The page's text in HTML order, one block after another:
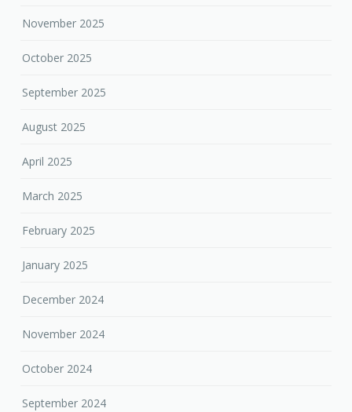
November 2025
October 2025
September 2025
August 2025
April 2025
March 2025
February 2025
January 2025
December 2024
November 2024
October 2024
September 2024